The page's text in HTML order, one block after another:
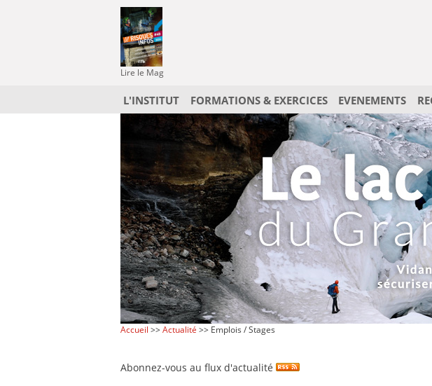
Lire le Mag
L'INSTITUT FORMATIONS & EXERCICES EVENEMENTS
Accueil >>Actualité >> Emplois / Stages
Abonnez-vous au flux d'actualité